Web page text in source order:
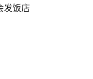
发饭店